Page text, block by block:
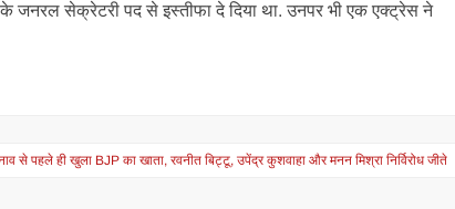
जनरल सेक्रेटरी पद से इस्तीफा दे दिया था. उनपर भी एक एक्ट्रेस ने
से पहले ही खुला BJP का खाता, रवनीत बिट्टू, उपेंद्र कुशवाहा और मनन मिश्रा निर्विरोध जीते